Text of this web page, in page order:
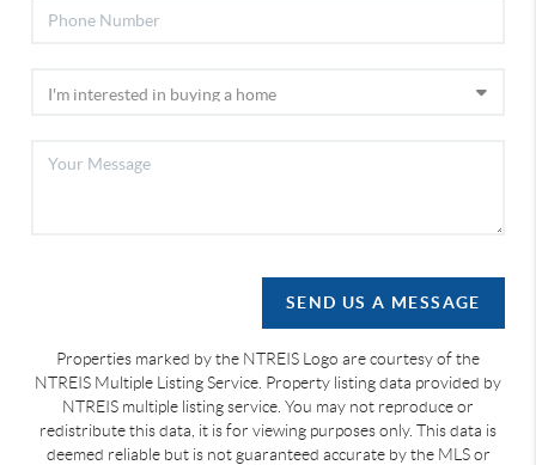
SEND US A MESSAGE
Properties marked by the NTREIS Logo are courtesy of the
NTREIS Multiple Listing Service. Property listing data provided by
NTREIS multiple listing service. You may not reproduce or
redistribute this data, it is for viewing purposes only. This data is
deemed reliable but is not guaranteed accurate by the MLS or